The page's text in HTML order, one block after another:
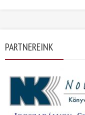
PARTNEREINK